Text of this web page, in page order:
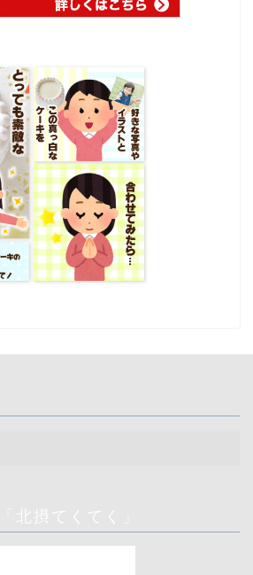
北摂てくてく」